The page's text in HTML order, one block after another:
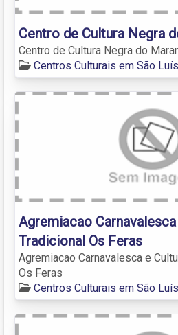
Centro de Cultura Negra
Centro de Cultura Negra do
Centros Culturais em São Luís
Agremiacao
Tradicional Os Feras
Agremiacao Carnavalesca e
Os Feras
Centros Culturais em São Luís